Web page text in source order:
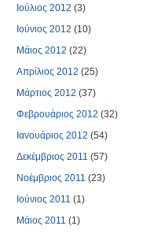
Ιούλιος 2012 (3)
Ιούνιος 2012 (10)
Μάιος 2012 (22)
Απρίλιος 2012 (25)
Μάρτιος 2012 (37)
Φεβρουάριος 2012 (32)
Ιανουάριος 2012 (54)
Δεκέμβριος 2011 (57)
Νοέμβριος 2011 (23)
Ιούνιος 2011 (1)
Μάιος 2011 (1)